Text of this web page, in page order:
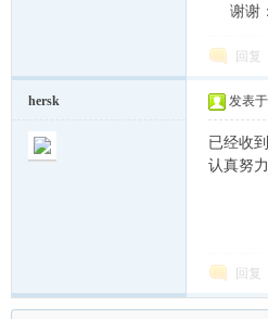
ux
谢谢
回复
hersk 发表
已经收
认真努
回复